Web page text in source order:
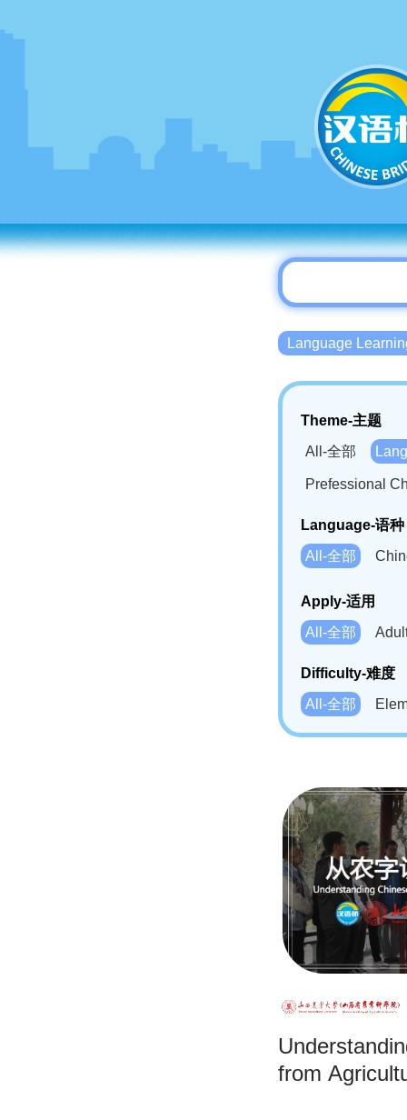
Language
Theme-主题
All-全部
Prefessional
Language-语种
All-全部
Bahasa
Swahili(SW)-
Apply-适用
All-全部
Difficulty-难度
All-全部
from